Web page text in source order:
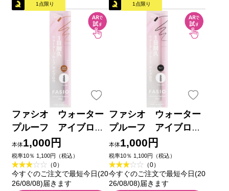
1点限り
ファシオ ウォーター
プルーフ アイブロ
ウ （細芯） ０３
ライトブラウン ０．１
ｇ コーセー
本体1,000円
税率10％ 1,100円（税込）
（0）
今すぐのご注文で最短今日(20
26/08/08)届きます
1点限り
ファシオ ウォーター
プルーフ アイブロ
ウ （細芯） ０１
グレー ０．１ｇ コー
セー
本体1,000円
税率10％ 1,100円（税込）
（0）
今すぐのご注文で最短今日(20
26/08/08)届きます